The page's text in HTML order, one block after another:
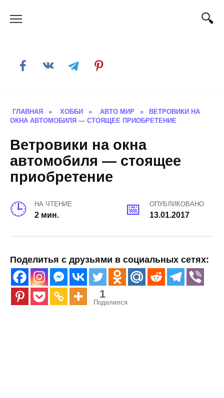
ГЛАВНАЯ » ХОББИ » АВТО МИР »
ВЕТРОВИКИ НА
ОКНА АВТОМОБИЛЯ — СТОЯЩЕЕ ПРИОБРЕТЕНИЕ
Ветровики на окна
автомобиля — стоящее
приобретение
НА ЧТЕНИЕ
2 мин.
ОПУБЛИКОВАНО
13.01.2017
Поделитья с друзьями в социальных сетях:
1
Поделился